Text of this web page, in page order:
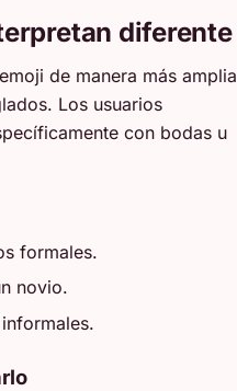
diferente
de manera más amplia
Los usuarios
con bodas u
formales.
novio.